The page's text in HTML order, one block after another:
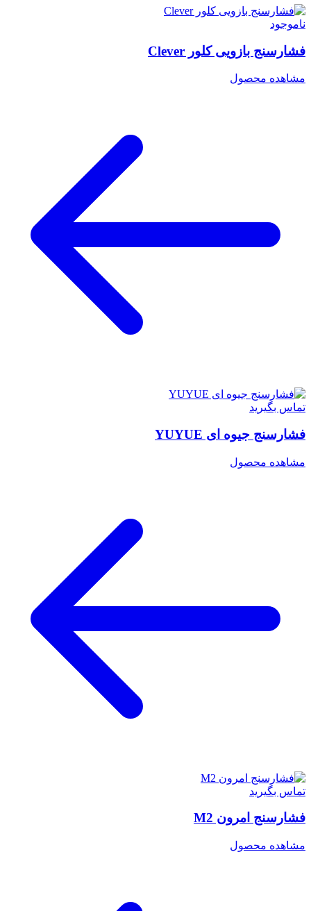
ناموجود
فشارسنج بازویی کلور Clever
مشاهده محصول
تماس بگیرید
فشارسنج جیوه ای YUYUE
مشاهده محصول
تماس بگیرید
فشارسنج امرون M2
مشاهده محصول